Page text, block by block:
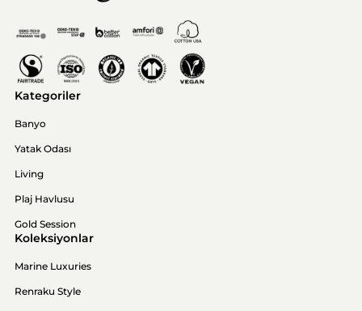
Kategoriler
Banyo
Yatak Odası
Living
Plaj Havlusu
Gold Session
Koleksiyonlar
Marine Luxuries
Renraku Style